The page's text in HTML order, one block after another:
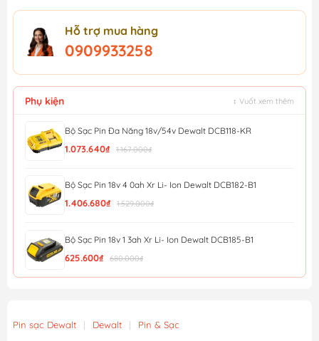
Hỗ trợ mua hàng
0909933258
Phụ kiện ↕ Vuốt xem thêm
Bộ Sạc Pin Đa Năng 18v/54v Dewalt DCB118-KR
1.073.640₫ 1.167.000₫
Bộ Sạc Pin 18v 4 0ah Xr Li- Ion Dewalt DCB182-B1
1.406.680₫ 1.529.000₫
Bộ Sạc Pin 18v 1 3ah Xr Li- Ion Dewalt DCB185-B1
625.600₫ 680.000₫
Pin sạc Dewalt | Dewalt | Pin & Sạc